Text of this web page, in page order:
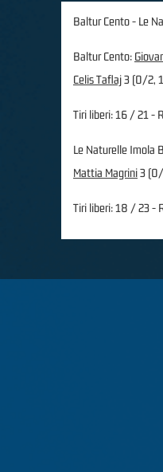
Baltur Cento - Le
Baltur Cento:
Celis Taflaj3 (0/2,
Tiri liberi: 16 / 21 -
Le Naturelle Imola
Mattia Magrini3
Tiri liberi: 18 / 23 -